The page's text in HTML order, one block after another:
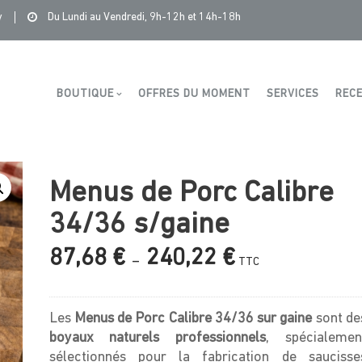
Du Lundi au Vendredi, 9h-12h et 14h-18h
BOUTIQUE OFFRES DU MOMENT SERVICES
Boutique
Menus de Porc Calibre
34/36 s/gaine
87,68 € – 240,22 €Plage
de
87,68 €
à
240,22 €
TTC
Les Menus de Porc Calibre 34/36 sur gainesont
boyaux naturels professionnels,
sélectionnés pour la fabrication de